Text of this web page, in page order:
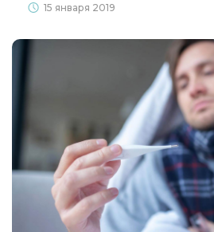
15 января 2019